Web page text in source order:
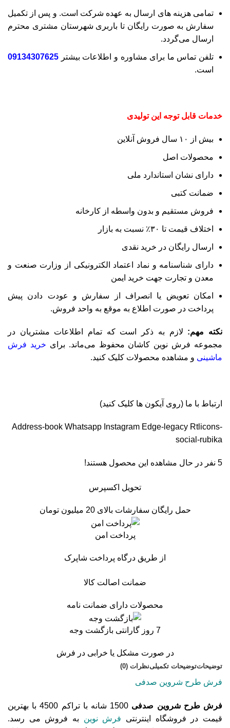
تمامی هزینه های ارسال به عهده شرکت است. و پس از تکمیل
سفارش به صورت رایگان تا باربری شهرستان مشتری محترم
ارسال می‌گردد.
تلفن تماس ما برای مشاوره و اطلاعات بیشتر 09134307625
است.
خدمات قابل توجه این تولیدی
بیش از ۱۰ سال فروش آنلاین
محصولات اصل
دارای نشان استاندارد ملی
ضمانت کتبی
فروش مستقیم و بدون واسطه از کارخانه
اختلاف قیمت تا ۳۰٪ نسبت به بازار
ارسال رایگان در خرید نقدی
دارای شناسنامه و نماد اعتماد الکترونیکی از وزارت صنعت و
معدن و تجارت جهت خرید ایمن
امکان تعویض یا انصراف از سفارش و عودت دادن پیش
پرداخت در صورت اطلاع به موقع به واحد فروش.
نکته مهم: لازم به ذکر است که تمام اطلاعات مشتریان در
مجموعه فرش نوین کاشان محفوظ می‌ماند. برای خرید فرش
ماشینی و مشاهده محصولات کلیک کنید.
ارتباط با ما (روی آیکون ها کلیک کنید)
Address-book Whatsapp Instagram Edge-legacy Rtlicons-
social-rubika
5 نفر در حال مشاهده این محصول هستند!
تحویل اکسپرس
حمل رایگان سفارشات بالای 20 میلیون تومان
پرداخت امن
از طریق درگاه پرداخت شاپرک
ضمانت اصالت کالا
محصولات دارای ضمانت نامه
7 روز گارانتی بازگشت وجه
در صورت مشکل یا خرابی در فرش
توضیحاتتوضیحات تکمیلینظرات (0)
فرش طرح شروین صدفی
فرش طرح شروین صدفی
1500 شانه با تراکم 4500 با بهترین
قیمت در فروشگاه اینترنتی فرش نوین به فروش می رسد.